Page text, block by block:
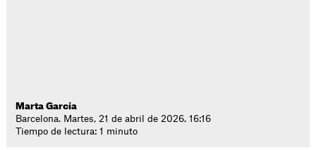
Marta García
Barcelona. Martes, 21 de abril de 2026. 16:16
Tiempo de lectura: 1 minuto